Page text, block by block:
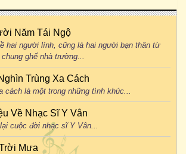
Năm Tái Ngộ
hai người lính, cũng là hai người bạn thân từ
ghế nhà trường...
Trùng Xa Cách
cách là một trong những tình khúc...
Về Nhạc Sĩ Y Vân
cuộc đời nhạc sĩ Y Vân...
Mưa